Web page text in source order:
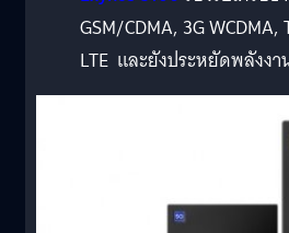
GSM/CDMA, 3G WCDMA,
LTE และยังประหยัดพลังง